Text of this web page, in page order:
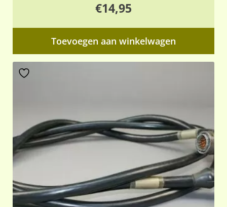
€14,95
Toevoegen aan winkelwagen